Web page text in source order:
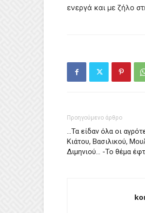
ενεργά και με ζήλο
Προηγούμενο άρθρο
…Τα είδαν όλα οι
Κιάτου, Βασιλικού,
Διμηνιού… -Το θέμα